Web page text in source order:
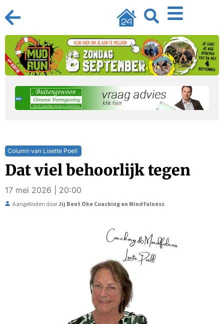
Column van Lisette Poell
Dat viel behoorlijk tegen
17 mei 2026 | 20:00
Aangeboden doorJij Bent Oke Coaching en Mindfulness